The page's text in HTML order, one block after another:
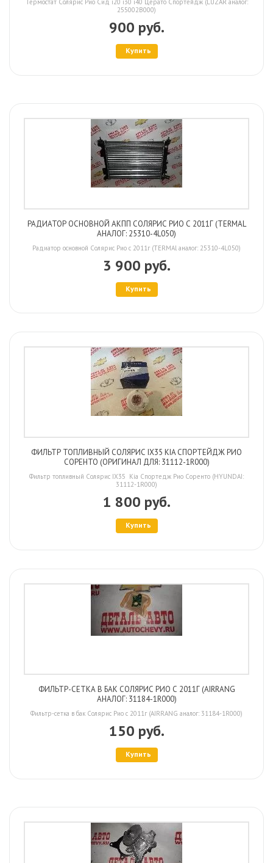
Термостат Солярис Рио Сид i20 i30 i40 Церато Спортейдж (LUZAR аналог:
255002B000)
900 руб.
Купить
РАДИАТОР ОСНОВНОЙ АКПП СОЛЯРИС РИО С 2011Г (TERMAL
АНАЛОГ: 25310-4L050)
Радиатор основной Солярис Рио с 2011г (TERMAl аналог: 25310-4L050)
3 900 руб.
Купить
ФИЛЬТР ТОПЛИВНЫЙ СОЛЯРИС IX35 KIA СПОРТЕЙДЖ РИО
СОРЕНТО (ОРИГИНАЛ ДЛЯ: 31112-1R000)
Фильтр топливный Солярис IX35 Kia Спортедж Рио Соренто (HYUNDAI:
31112-1R000)
1 800 руб.
Купить
ФИЛЬТР-СЕТКА В БАК СОЛЯРИС РИО С 2011Г (AIRRANG
АНАЛОГ: 31184-1R000)
Фильтр-сетка в бак Солярис Рио с 2011г (AIRRANG аналог: 31184-1R000)
150 руб.
Купить